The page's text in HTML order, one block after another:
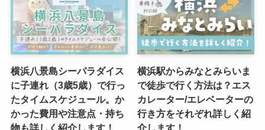
横浜八景島シーパラダイス
に子連れ（3歳5歳）で行っ
たタイムスケジュール。か
かった費用や注意点・持ち
物も詳しく紹介します！
横浜駅からみなとみらいま
で徒歩で行く方法は？エス
カレーター/エレベーターの
行き方をそれぞれ詳しく紹
介します！